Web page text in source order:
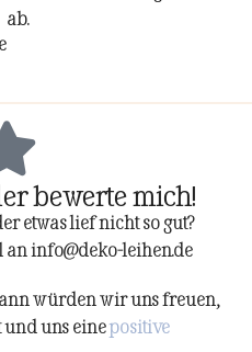
ab.
bewerte mich!
etwas lief nicht so gut?
an info@deko-leihen.de
würden wir uns freuen,
uns einepositive